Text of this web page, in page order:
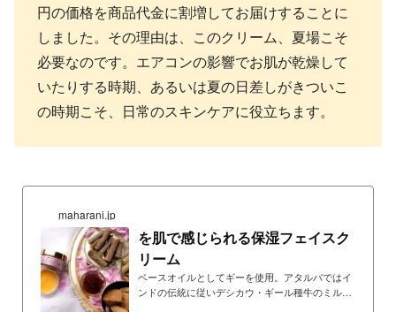
円の価格を商品代金に割増してお届けすることに
しました。その理由は、このクリーム、夏場こそ
必要なのです。エアコンの影響でお肌が乾燥して
いたりする時期、あるいは夏の日差しがきついこ
の時期こそ、日常のスキンケアに役立ちます。
maharani.jp
を肌で感じられる保湿フェイスク
リーム
ベースオイルとしてギーを使用。アタルバではイ
ンドの伝統に従いデシカウ・ギール種牛のミルク